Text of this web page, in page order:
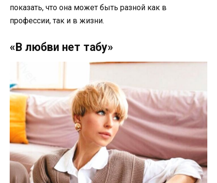
показать, что она может быть разной как в
профессии, так и в жизни.
«В любви нет табу»